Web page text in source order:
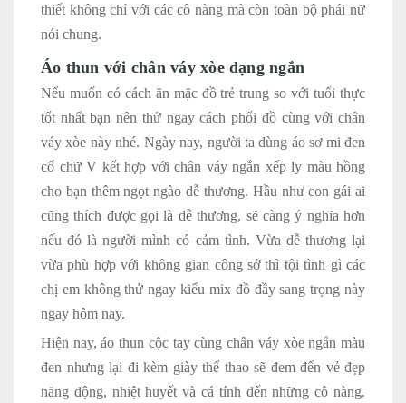
thiết không chỉ với các cô nàng mà còn toàn bộ phái nữ
nói chung.
Áo thun với chân váy xòe dạng ngắn
Nếu muốn có cách ăn mặc đồ trẻ trung so với tuổi thực
tốt nhất bạn nên thử ngay cách phối đồ cùng với chân
váy xòe này nhé. Ngày nay, người ta dùng áo sơ mi đen
cổ chữ V kết hợp với chân váy ngắn xếp ly màu hồng
cho bạn thêm ngọt ngào dễ thương. Hầu như con gái ai
cũng thích được gọi là dễ thương, sẽ càng ý nghĩa hơn
nếu đó là người mình có cảm tình. Vừa dễ thương lại
vừa phù hợp với không gian công sở thì tội tình gì các
chị em không thử ngay kiểu mix đồ đầy sang trọng này
ngay hôm nay.
Hiện nay, áo thun cộc tay cùng chân váy xòe ngắn màu
đen nhưng lại đi kèm giày thể thao sẽ đem đến vẻ đẹp
năng động, nhiệt huyết và cá tính đến những cô nàng.